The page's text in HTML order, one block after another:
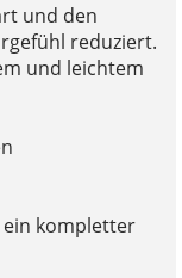
und den
reduziert.
und leichtem
ein kompletter